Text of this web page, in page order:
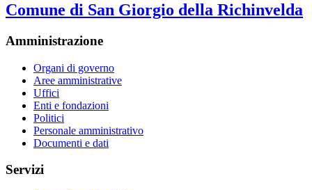
Comune di San Giorgio della Richinvelda
Amministrazione
Organi di governo
Aree amministrative
Uffici
Enti e fondazioni
Politici
Personale amministrativo
Documenti e dati
Servizi